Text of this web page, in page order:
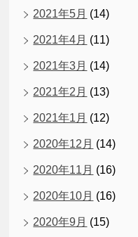
2021年5月 (14)
2021年4月 (11)
2021年3月 (14)
2021年2月 (13)
2021年1月 (12)
2020年12月 (14)
2020年11月 (16)
2020年10月 (16)
2020年9月 (15)